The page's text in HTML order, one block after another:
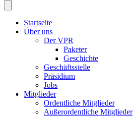
Startseite
Über uns
Der VPR
Paketer
Geschichte
Geschäftsstelle
Präsidium
Jobs
Mitglieder
Ordentliche Mitglieder
Außerordentliche Mitglieder